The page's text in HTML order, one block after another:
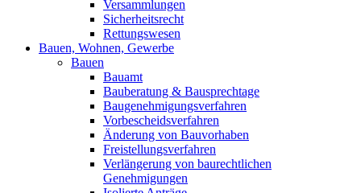
Versammlungen
Sicherheitsrecht
Rettungswesen
Bauen, Wohnen, Gewerbe
Bauen
Bauamt
Bauberatung & Bausprechtage
Baugenehmigungsverfahren
Vorbescheidsverfahren
Änderung von Bauvorhaben
Freistellungsverfahren
Verlängerung von baurechtlichen
Genehmigungen